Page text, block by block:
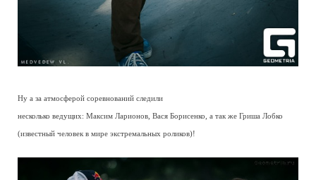
Ну а за атмосферой соревнований следили
несколько ведущих: Максим Ларионов, Вася Борисенко, а так же Гриша Лобко
(известный человек в мире экстремальных роликов)!